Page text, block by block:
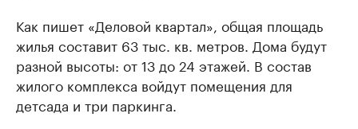
Как пишет «Деловой квартал», общая площадь
жилья составит 63 тыс. кв. метров. Дома будут
разной высоты: от 13 до 24 этажей. В состав
жилого комплекса войдут помещения для
детсада и три паркинга.